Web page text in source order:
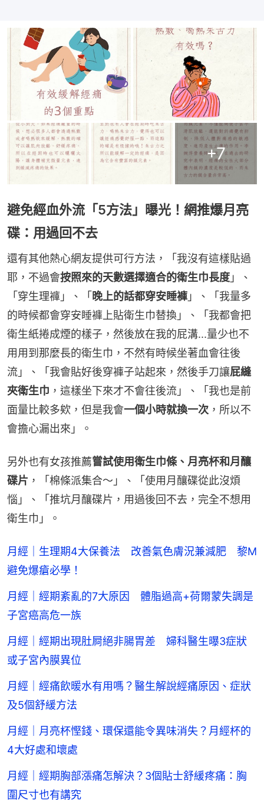
+7
避免經血外流「5方法」曝光！網推爆月亮
碟：用過回不去
還有其他熱心網友提供可行方法，「我沒有這樣貼過
耶，不過會按照來的天數選擇適合的衛生巾長度 」、
「穿生理褲」、「 晚上的話都穿安睡褲 」、「我量多
的時候都會穿安睡褲上貼衛生巾替換」、「我都會把
衛生紙捲成煙的樣子，然後放在我的屁溝...量少也不
用用到那麼長的衛生巾，不然有時候坐著血會往後
流」、「我會貼好後穿褲子站起來，然後手刀讓屁縫
夾衛生巾 ，這樣坐下來才不會往後流」、「我也是前
面量比較多欸，但是我會一個小時就換一次 ，所以不
會擔心漏出來」。
另外也有女孩推薦嘗試使用衛生巾條、月亮杯和月釀
碟片 ，「棉條派集合～」、「使用月釀碟從此沒煩
惱」、「推坑月釀碟片，用過後回不去，完全不想用
衛生巾」。
月經｜生理期4大保養法 改善氣色膚況兼減肥 黎M
避免爆瘡必學！
月經｜經期紊亂的7大原因 體脂過高+荷爾蒙失調是
子宮癌高危一族
月經｜經期出現肚屙絕非腸胃差 婦科醫生曝3症狀
或子宮內膜異位
月經｜經痛飲暖水有用嗎？醫生解說經痛原因、症狀
及5個舒緩方法
月經｜月亮杯慳錢、環保還能令異味消失？月經杯的
4大好處和壞處
月經｜經期胸部漲痛怎解決？3個貼士舒緩疼痛：胸
圍尺寸也有講究